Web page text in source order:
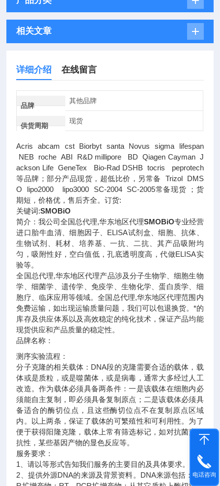
相关文章
详细介绍 在线留言
品牌
其他品牌
供货周期
现货
Acris abcam cst Biorbyt santa Novus sigma lifespan
NEB roche ABI R&D millipore BD Qiagen Cayman J
ackson Life GeneTex Bio-Rad DSHB tocris peprotech
等品牌；部分产品现货，超低比价，另常备 Trizol DMS
O lipo2000 lipo3000 SC-2004 SC-2005常备现货 ；货
期短，价格优，售后齐全。订货:
关键词:SMOBiO
简介：我公司全国总代理,华东地区代理SMOBiO专业经营
进口胎牛血清、细胞因子、ELISA试剂盒、细胞、抗体、
生物试剂、耗材、培养基、一抗、二抗、其产品吸附均
匀，吸附性好，空白值低，孔底透明度高，代做ELISA实
验等。
全国总代理,华东地区代理产品涉及分子生物学、细胞生物
学、细菌学、遗传学、免疫学、生物化学、蛋白质学、细
胞疗、临床应用等领域。全国总代理,华东地区代理范围内
免费运输，如出现运输质量问题，我们可以包退换货。 *的
库存及供应体系以及高效稳定的纯化技术，保证产品均能
现货供应和产品质量的稳定性。
品牌名称：
测序实验流程：
分子克隆的相关载体：DNA段的克隆需要合适的载体，载
体或是质粒，或是噬菌体，或是病毒，通常大多经过人工
改造。作为载体必须具备两条件：一是该载体在细胞内必
须能自主复制，即必须具备复制原点；二是该载体必须具
备适合的酶切位点，且这些酶切位点不在复制原点区域
内。以上两条，保证了载体的可繁殖性和可利用性。为了
便于获得阳隆克隆，载体上常有筛选标记，如对抗菌素的
抗性，某些基因产物的显色反应等。
服务要求：
1、请以等形式告知我们服务的主要目的及具体要求。
2、提供外源DNA的来源及背景资料。DNA来源包括：PC电话咨询